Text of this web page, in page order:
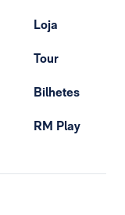
Loja
Tour
Bilhetes
RM Play